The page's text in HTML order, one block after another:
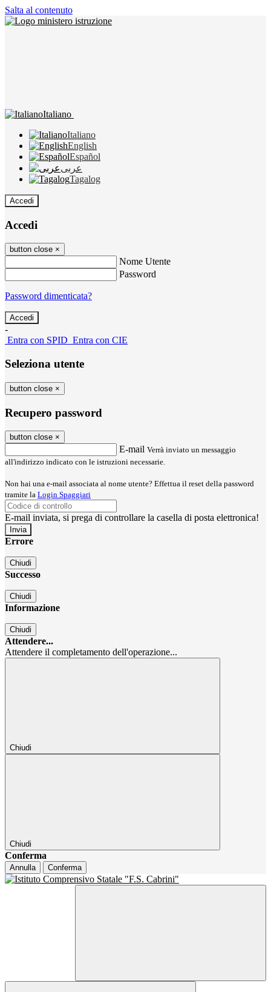
Salta al contenuto
Italiano
Italiano
English
Español
عربى
Tagalog
Accedi
Accedi
button close ×
Nome Utente
Password
Password dimenticata?
-
Entra con SPID Entra con CIE
Seleziona utente
button close ×
Recupero password
button close ×
E-mail Verrà inviato un messaggio
all'indirizzo indicato con le istruzioni necessarie.
Non hai una e-mail associata al nome utente? Effettua il reset della password
tramite la Login Spaggiari
E-mail inviata, si prega di controllare la casella di posta elettronica!
Errore
Chiudi
Successo
Chiudi
Informazione
Chiudi
Attendere...
Attendere il completamento dell'operazione...
Chiudi
Chiudi
Conferma
Annulla Conferma